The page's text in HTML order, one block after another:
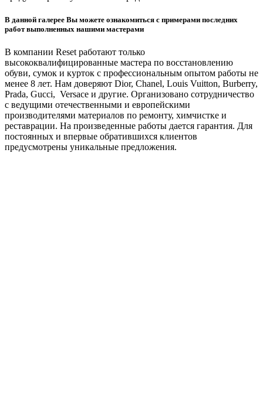
В данной галерее Вы можете ознакомиться с примерами последних
работ выполненных нашими мастерами
В компании Reset работают только
высококвалифицированные мастера по восстановлению
обуви, сумок и курток с профессиональным опытом работы не
менее 8 лет. Нам доверяют Dior, Chanel, Louis Vuitton, Burberry,
Prada, Gucci, Versace и другие. Организовано сотрудничество
с ведущими отечественными и европейскими
производителями материалов по ремонту, химчистке и
реставрации. На произведенные работы дается гарантия. Для
постоянных и впервые обратившихся клиентов
предусмотрены уникальные предложения.